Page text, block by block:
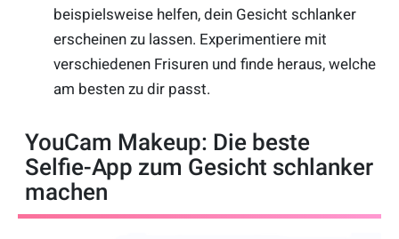
beispielsweise helfen, dein Gesicht schlanker
erscheinen zu lassen. Experimentiere mit
verschiedenen Frisuren und finde heraus, welche
am besten zu dir passt.
YouCam Makeup: Die beste
Selfie-App zum Gesicht schlanker
machen